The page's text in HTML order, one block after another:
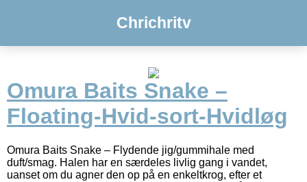
Chrichritv
Omura Baits Snake –
Floating-Hvid-sort-Hvidløg
Omura Baits Snake – Flydende jig/gummihale med
duft/smag. Halen har en særdeles livlig gang i vandet,
uanset om du agner den op på en enkeltkrog, efter et